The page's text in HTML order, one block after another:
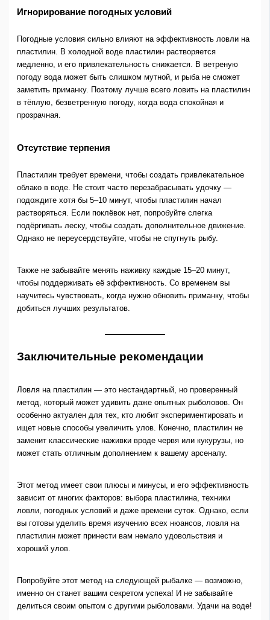
Игнорирование погодных условий
Погодные условия сильно влияют на эффективность ловли на
пластилин. В холодной воде пластилин растворяется
медленно, и его привлекательность снижается. В ветреную
погоду вода может быть слишком мутной, и рыба не сможет
заметить приманку. Поэтому лучше всего ловить на пластилин
в тёплую, безветренную погоду, когда вода спокойная и
прозрачная.
Отсутствие терпения
Пластилин требует времени, чтобы создать привлекательное
облако в воде. Не стоит часто перезабрасывать удочку —
подождите хотя бы 5–10 минут, чтобы пластилин начал
растворяться. Если поклёвок нет, попробуйте слегка
подёргивать леску, чтобы создать дополнительное движение.
Однако не переусердствуйте, чтобы не спугнуть рыбу.
Также не забывайте менять наживку каждые 15–20 минут,
чтобы поддерживать её эффективность. Со временем вы
научитесь чувствовать, когда нужно обновить приманку, чтобы
добиться лучших результатов.
Заключительные рекомендации
Ловля на пластилин — это нестандартный, но проверенный
метод, который может удивить даже опытных рыболовов. Он
особенно актуален для тех, кто любит экспериментировать и
ищет новые способы увеличить улов. Конечно, пластилин не
заменит классические наживки вроде червя или кукурузы, но
может стать отличным дополнением к вашему арсеналу.
Этот метод имеет свои плюсы и минусы, и его эффективность
зависит от многих факторов: выбора пластилина, техники
ловли, погодных условий и даже времени суток. Однако, если
вы готовы уделить время изучению всех нюансов, ловля на
пластилин может принести вам немало удовольствия и
хороший улов.
Попробуйте этот метод на следующей рыбалке — возможно,
именно он станет вашим секретом успеха! И не забывайте
делиться своим опытом с другими рыболовами. Удачи на воде!